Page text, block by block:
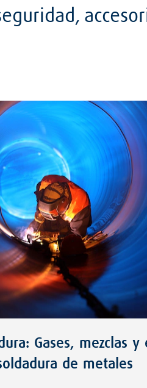
Gases, mezclas y
de metales